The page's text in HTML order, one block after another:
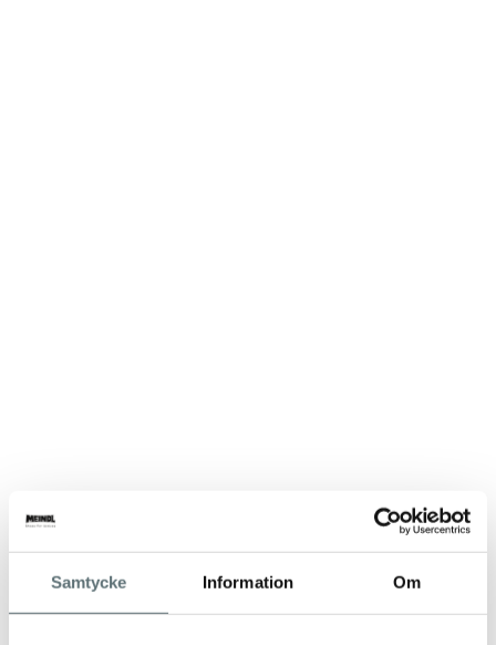
Samtycke Information Om